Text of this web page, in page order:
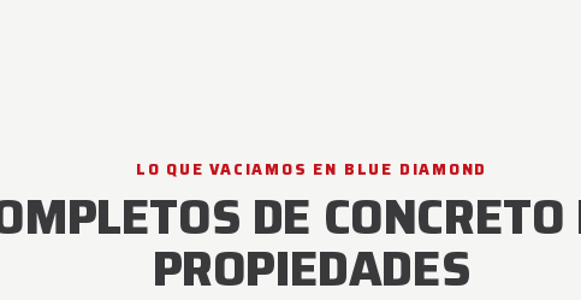
LO QUE VACIAMOS EN BLUE DIAMOND
DE
PROPIEDADES